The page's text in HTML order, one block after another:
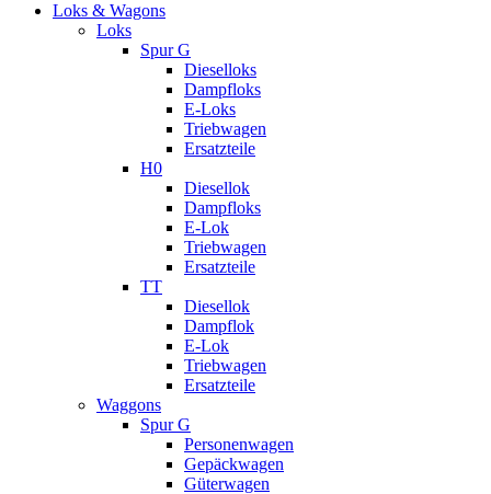
Loks & Wagons
Loks
Spur G
Dieselloks
Dampfloks
E-Loks
Triebwagen
Ersatzteile
H0
Diesellok
Dampfloks
E-Lok
Triebwagen
Ersatzteile
TT
Diesellok
Dampflok
E-Lok
Triebwagen
Ersatzteile
Waggons
Spur G
Personenwagen
Gepäckwagen
Güterwagen